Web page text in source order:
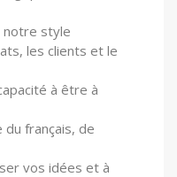
notre style
les clients et le
à être à
français, de
vos idées et à